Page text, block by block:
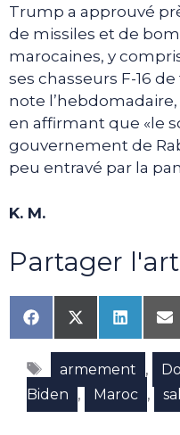
Trump a approuvé
de missiles et de
marocaines, y
ses chasseurs F-16
note
en affirmant que «le
gouvernement de
peu entravé par la
K. M.
Partager
Share
on
Facebook
Share
on
X
(Twitter)
Share
on
Étiquettes
armement ,
Biden
, Maroc ,